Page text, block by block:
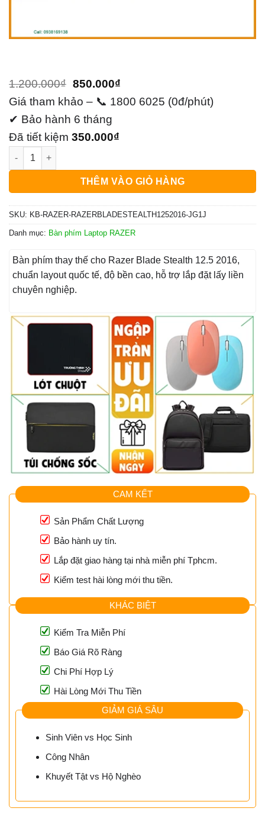
1.200.000₫ Giá
gốc
là:
1.200.000₫.
850.000₫Giá
hiện
Giá tham khảo – 📞 1800 6025 (0đ/phút)
✔ Bảo hành 6 tháng
Đã tiết kiệm 350.000₫
Thay Bàn Phím Laptop Razer Blade Stealth 12.5 2016 Zin
THÊM VÀO GIỎ HÀNG
SKU: KB-RAZER-RAZERBLADESTEALTH1252016-JG1J
Danh mục: Bàn phím Laptop RAZER
Bàn phím thay thế cho Razer Blade Stealth 12.5 2016,
chuẩn layout quốc tế, độ bền cao, hỗ trợ lắp đặt lấy liền
chuyên nghiệp.
CAM KẾT
Sản Phẩm Chất Lượng
Bảo hành uy tín.
Lắp đặt giao hàng tại nhà miễn phí Tphcm.
Kiểm test hài lòng mới thu tiền.
KHÁC BIỆT
Kiểm Tra Miễn Phí
Báo Giá Rõ Ràng
Chi Phí Hợp Lý
Hài Lòng Mới Thu Tiền
GIẢM GIÁ SÂU
Sinh Viên vs Học Sinh
Công Nhân
Khuyết Tật vs Hộ Nghèo